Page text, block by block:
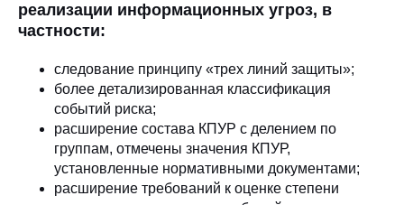
реализации информационных угроз, в
частности:
следование принципу «трех линий защиты»;
более детализированная классификация
событий риска;
расширение состава КПУР с делением по
группам, отмечены значения КПУР,
установленные нормативными документами;
расширение требований к оценке степени